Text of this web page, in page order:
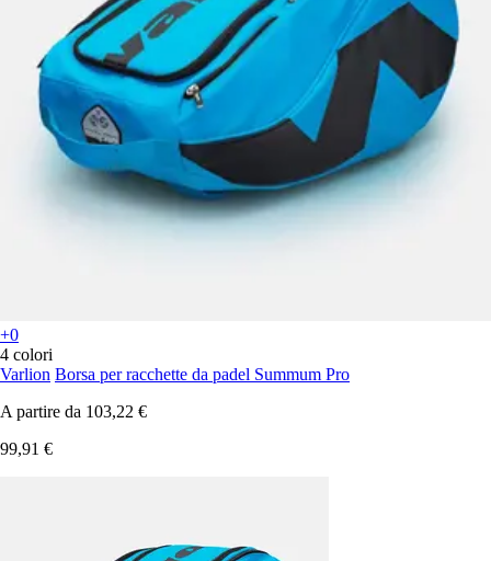
+0
4 colori
Varlion Borsa per racchette da padel Summum Pro
A partire da 103,22 €
99,91 €